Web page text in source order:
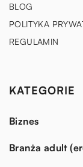
BLOG
POLITYKA
REGULAMIN
KATEGORIE
Biznes
Branża adult